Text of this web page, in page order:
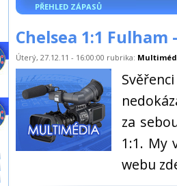
PŘEHLED ZÁPASŮ
Chelsea 1:1
Úterý, 27.12.11 - 16:00:00 rubrika:
za
1:1. My
webu